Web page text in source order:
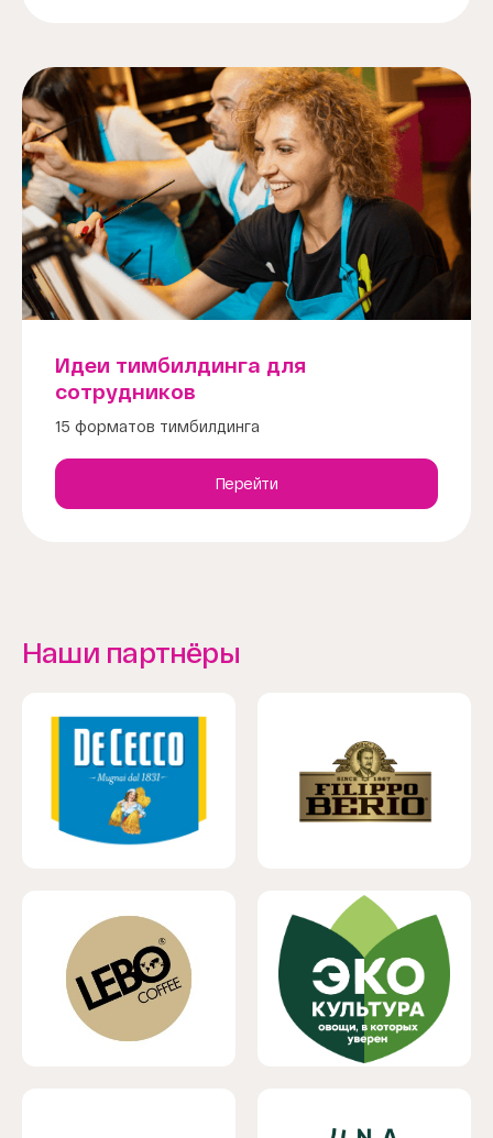
Идеи тимбилдинга для
сотрудников
15 форматов тимбилдинга
Перейти
Наши партнёры